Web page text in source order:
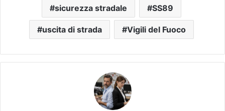
sicurezza stradale SS89
uscita di strada Vigili del Fuoco